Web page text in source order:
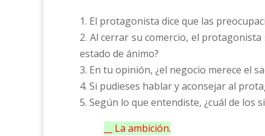
1. El protagonista dice que las
2. Al cerrar su comercio, el
estado de ánimo?
3. En tu opinión, ¿el negocio merece el
4. Si pudieses hablar y aconsejar al
5. Según lo que entendiste, ¿cuál de los
__ La ambición.